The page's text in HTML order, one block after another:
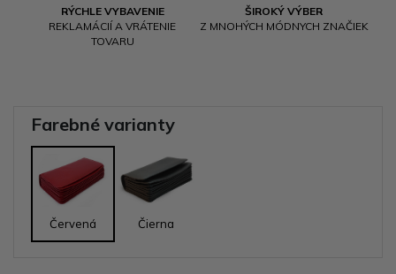
RÝCHLE VYBAVENIE
REKLAMÁCIÍ A VRÁTENIE
TOVARU
ŠIROKÝ VÝBER
Z MNOHÝCH MÓDNYCH ZNAČIEK
Farebné varianty
Červená Čierna